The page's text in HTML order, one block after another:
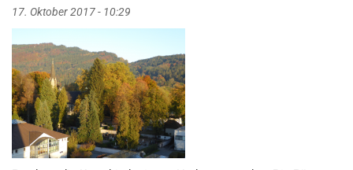
17. Oktober 2017 - 10:29